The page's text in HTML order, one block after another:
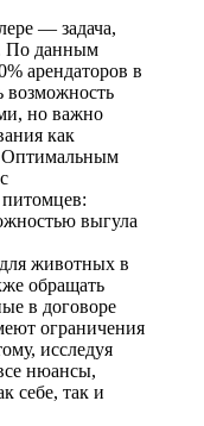
— задача,
По данным
арендаторов в
возможность
но важно
как
Оптимальным
выгула
животных в
обращать
в договоре
ограничения
исследуя
нюансы,
себе, так и